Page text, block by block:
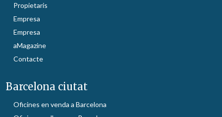
Propietaris
Empresa
Empresa
aMagazine
Contacte
Barcelona ciutat
Oficines en venda a Barcelona